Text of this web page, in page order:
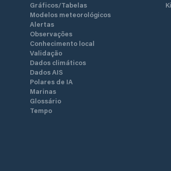
Gráficos/Tabelas
Modelos meteorológicos
Alertas
Observações
Conhecimento local
Validação
Dados climáticos
Dados AIS
Polares de IA
Marinas
Glossário
Tempo